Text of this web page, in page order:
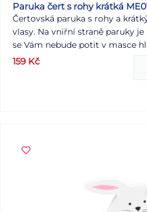
Paruka čert s rohy krátká
Čertovská paruka s rohy a
vlasy. Na vniřní straně paruky
se Vám nebude potit v masce
opatřený gumičkou, aby
Výrobek je zdravotně
159 Kč